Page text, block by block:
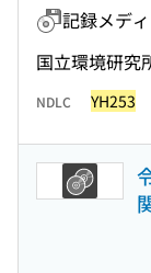
記録メデ
国立環境研究
NDLC YH253